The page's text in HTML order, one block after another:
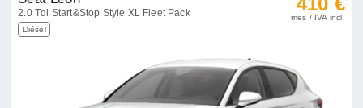
2.0 Tdi Start&Stop Style XL Fleet Pack
Diésel
mes / IVA incl.